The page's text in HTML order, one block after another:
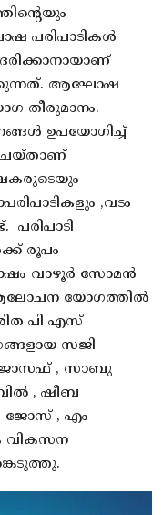
പരിപാടികൾ
ആഘോഷ
തീരുമാനം.
ഉപയോഗിച്ച്
,വടം
പരിപാടി
രൂപം
വാഴൂർ സോമൻ
യോഗത്തിൽ
പി എസ്
സജി
ജോസഫ് , സാബു
, ഷീബ
ജോസ് , എം
വികസന